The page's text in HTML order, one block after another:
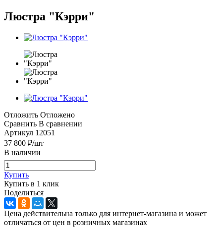
Люстра "Кэрри"
Отложить Отложено
Сравнить В сравнении
Артикул 12051
37 800 ₽/шт
В наличии
Купить
Купить в 1 клик
Поделиться
Цена действительна только для интернет-магазина и может
отличаться от цен в розничных магазинах